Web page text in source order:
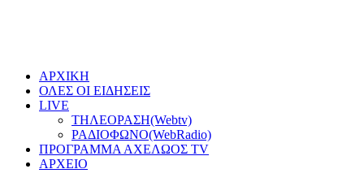
ΑΡΧΙΚΗ
ΟΛΕΣ ΟΙ ΕΙΔΗΣΕΙΣ
LIVE
ΤΗΛΕΟΡΑΣΗ(Webtv)
ΡΑΔΙΟΦΩΝΟ(WebRadio)
ΠΡΟΓΡΑΜΜΑ ΑΧΕΛΩΟΣ TV
ΑΡΧΕΙΟ